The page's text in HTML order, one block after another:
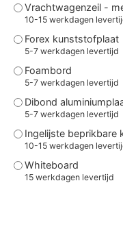
Vrachtwagenzeil -
10-15 werkdagen
Forex kunststofplaat
5-7 werkdagen levertijd
Foambord
5-7 werkdagen levertijd
Dibond
5-7 werkdagen levertijd
Ingelijste beprikbare
10-15 werkdagen
Whiteboard
15 werkdagen levertijd